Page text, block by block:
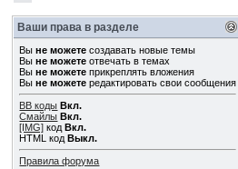
Ваши права в разделе
Выне можете создавать новые темы
Выне можете отвечать в темах
Выне можете прикреплять вложения
Выне можете редактировать свои сообщения
BB коды Вкл.
Смайлы Вкл.
[IMG] кодВкл.
HTML кодВыкл.
Правила форума